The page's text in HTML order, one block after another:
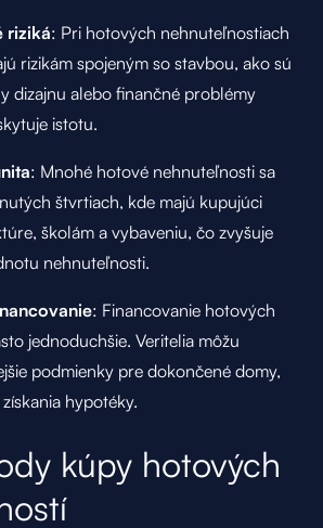
riziká: Pri hotových nehnuteľnostiach
rizikám spojeným so stavbou, ako sú
dizajnu alebo finančné problémy
istotu.
: Mnohé hotové nehnuteľnosti sa
štvrtiach, kde majú kupujúci
školám a vybaveniu, čo zvyšuje
nehnuteľnosti.
: Financovanie hotových
jednoduchšie. Veritelia môžu
podmienky pre dokončené domy,
hypotéky.
kúpy hotových